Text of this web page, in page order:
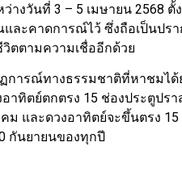
างวันที่ 3 – 5 เมษายน 2568 ตั้
ละคาดการณ์ไว้ ซึ่งถือเป็นปร
วิตตามความเชื่ออีกด้วย
ารณ์ทางธรรมชาติที่หาชมได้
ทิตย์ตกตรง 15 ช่องประตูปร
ม และดวงอาทิตย์จะขึ้นตรง
กันยายนของทุกปี